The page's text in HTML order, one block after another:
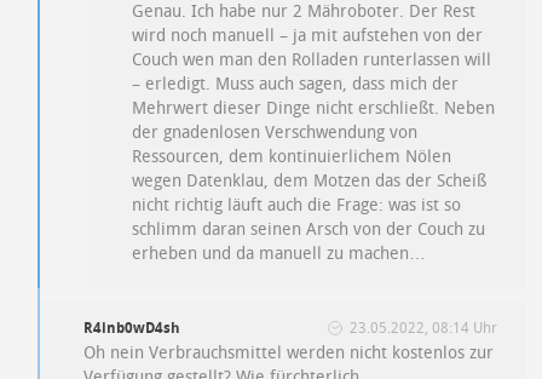
Genau. Ich habe nur 2 Mähroboter. Der Rest
wird noch manuell – ja mit aufstehen von der
Couch wen man den Rolladen runterlassen will
– erledigt. Muss auch sagen, dass mich der
Mehrwert dieser Dinge nicht erschließt. Neben
der gnadenlosen Verschwendung von
Ressourcen, dem kontinuierlichem Nölen
wegen Datenklau, dem Motzen das der Scheiß
nicht richtig läuft auch die Frage: was ist so
schlimm daran seinen Arsch von der Couch zu
erheben und da manuell zu machen…
R4inb0wD4sh 23.05.2022, 08:14 Uhr
Oh nein Verbrauchsmittel werden nicht kostenlos zur